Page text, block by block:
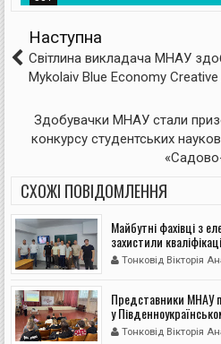
Наступна
Світлина викладача МНАУ
Mykolaiv Blue Economy
Здобувачки МНАУ стали
конкурсу студентських
СХОЖІ ПОВІДОМЛЕННЯ
Майбутні фахівці з
захистили
Тонковід Вікторія
Представники МНАУ
у
Тонковід Вікторія